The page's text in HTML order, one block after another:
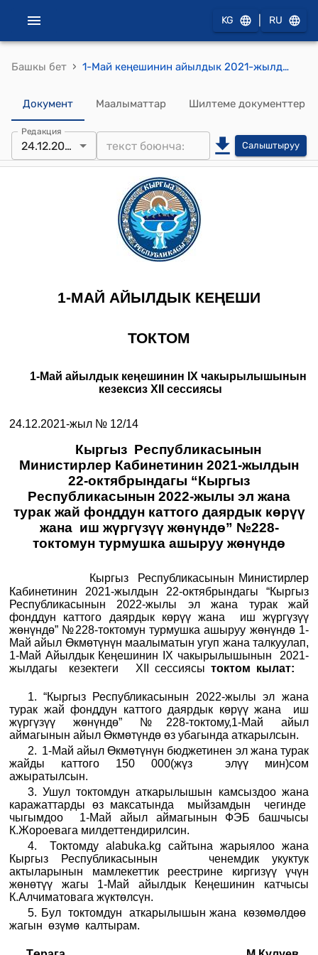
KG RU
Башкы бет › 1-Май кеңешинин айылдык 2021-жылдын 24-декабрындагы № 12/14 "Кыргыз Республикасынын Министирлер Кабинетинин 2021-жылдын 22-октябрындагы “Кыргыз Республикасынын 2022-жылы эл жана турак жай фонддун каттого даярдык көрүү жана иш жүргүзүү жөнүндө” №228-токтомун турмушка ашыруу жөнүндө" токтому
Документ Маалыматтар Шилтеме документтер
Редакция
24.12.2021 Салыштыруу